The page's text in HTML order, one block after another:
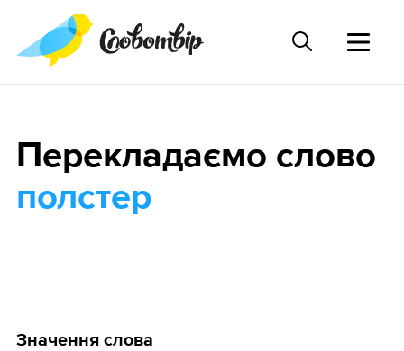
Значення слова
Перекладаємо слово
полстер